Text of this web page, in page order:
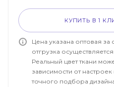
КУПИТЬ В 1
Цена указана оптовая
отгрузка
Реальный цвет ткани
зависимости от
точного подбора